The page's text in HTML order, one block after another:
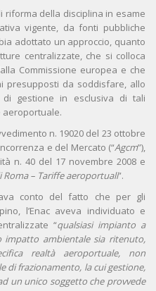
riforma della disciplina in esame
vigente, da fonti pubbliche
adottato un approccio, quanto
centralizzate, che si colloca
Commissione europea e che
presupposti da soddisfare, allo
gestione in esclusiva di tali
n. 19020 del 23 ottobre
e del Mercato (“Agcm”),
n. 40 del 17 novembre 2008 e
Roma – Tariffe aeroportuali”.
conto del fatto che per gli
l’Enac aveva individuato e
“qualsiasi impianto a
impatto ambientale sia ritenuto,
realtà aeroportuale, non
di frazionamento, la cui gestione,
un unico soggetto che provvede